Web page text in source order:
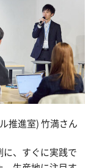
推進室) 竹満さん
に、すぐに実践で